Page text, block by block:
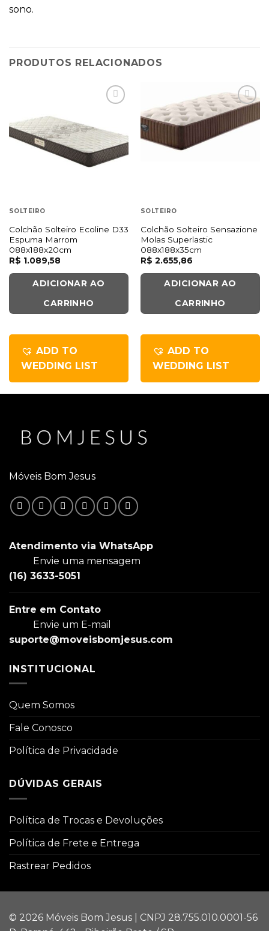
sono.
PRODUTOS RELACIONADOS
SOLTEIRO
Colchão Solteiro Ecoline D33
Espuma Marrom
088x188x20cm
R$ 1.089,58
ADICIONAR AO
CARRINHO
ADD TO
WEDDING LIST
SOLTEIRO
Colchão Solteiro Sensazione
Molas Superlastic
088x188x35cm
R$ 2.655,86
ADICIONAR AO
CARRINHO
ADD TO
WEDDING LIST
Móveis Bom Jesus
Atendimento via WhatsApp
Envie uma mensagem
(16) 3633-5051
Entre em Contato
Envie um E-mail
suporte@moveisbomjesus.com
INSTITUCIONAL
Quem Somos
Fale Conosco
Política de Privacidade
DÚVIDAS GERAIS
Política de Trocas e Devoluções
Política de Frete e Entrega
Rastrear Pedidos
© 2026 Móveis Bom Jesus | CNPJ 28.755.010.0001-56